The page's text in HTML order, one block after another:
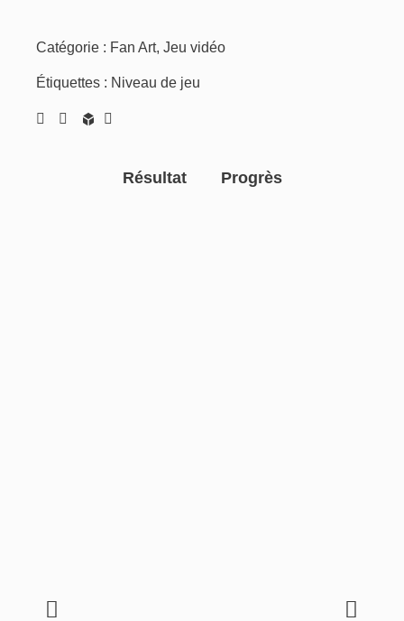
Résultat Progrès
Catégorie : Fan Art,Jeu vidéo
Étiquettes : Niveau de jeu